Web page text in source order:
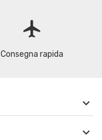
flight
Consegna rapida

